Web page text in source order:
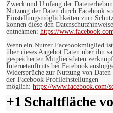
Zweck und Umfang der
Nutzung der Daten durch Facebook
Einstellungsmöglichkeiten zum
können diese den
entnehmen: https://
Wenn ein Nutzer Facebookmitglied
über dieses Angebot Daten über ihn
gespeicherten Mitgliedsdaten
Internetauftritts bei Facebook
Widersprüche zur Nutzung von
der Facebook-Profileinstellungen
möglich: https://www.facebook.com/
+1 Schaltfläche